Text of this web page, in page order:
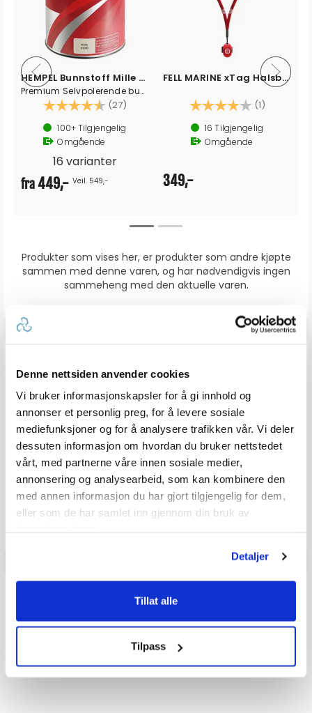
Denne nettsiden anvender cookies
Vi bruker informasjonskapsler for å gi innhold og
annonser et personlig preg, for å levere sosiale
mediefunksjoner og for å analysere trafikken vår. Vi deler
dessuten informasjon om hvordan du bruker nettstedet
vårt, med partnerne våre innen sosiale medier,
annonsering og analysearbeid, som kan kombinere den
med annen informasjon du har gjort tilgjengelig for dem,
eller som de har samlet inn gjennom din bruk av
Detaljer
Tillat alle
Tilpass
HEMPEL Bunnstoff Mille NCT
Premium Selvpolerende bunnstoff
Karakter: (27) 4.8 av 5 mulige
100+Tilgjengelig
Omgående
16 varianter
fra449,- Veil. 549,-
FELL MARINE xTag Halsbånd for MOB brikke
Karakter: (1)
16 Tilgjengelig
Omgående
349,-
Produkter som vises her, er produkter som andre kjøpte
sammen med denne varen, og har nødvendigvis ingen
sammeheng med den aktuelle varen.
Karakter: 5 av 5 mulige
stemmer
Karakter: 4 av 5 mulige
1stemmer
Karakter: 3 av 5 mulige
0stemmer
Karakter: 2 av 5 mulige
0 stemmer
Karakter: 1 av 5 mulige
stemmer
4.0
Karakter:
4.0
mulige
Basert på 1 stemmer og
Vær oppmerksom på at noen kunder gir en rating uten å skrive en
review, og at antallet ratings derfor vil være forskjellig fra antall
Q & A